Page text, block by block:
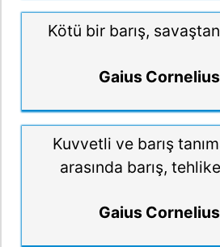
Kötü bir barış,
Gaius
Kuvvetli ve barış
arasında barış,
Gaius